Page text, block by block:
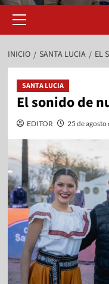
INICIO SANTA LUCIA EL
SANTA LUCIA
El sonido de
EDITOR 25 de agosto